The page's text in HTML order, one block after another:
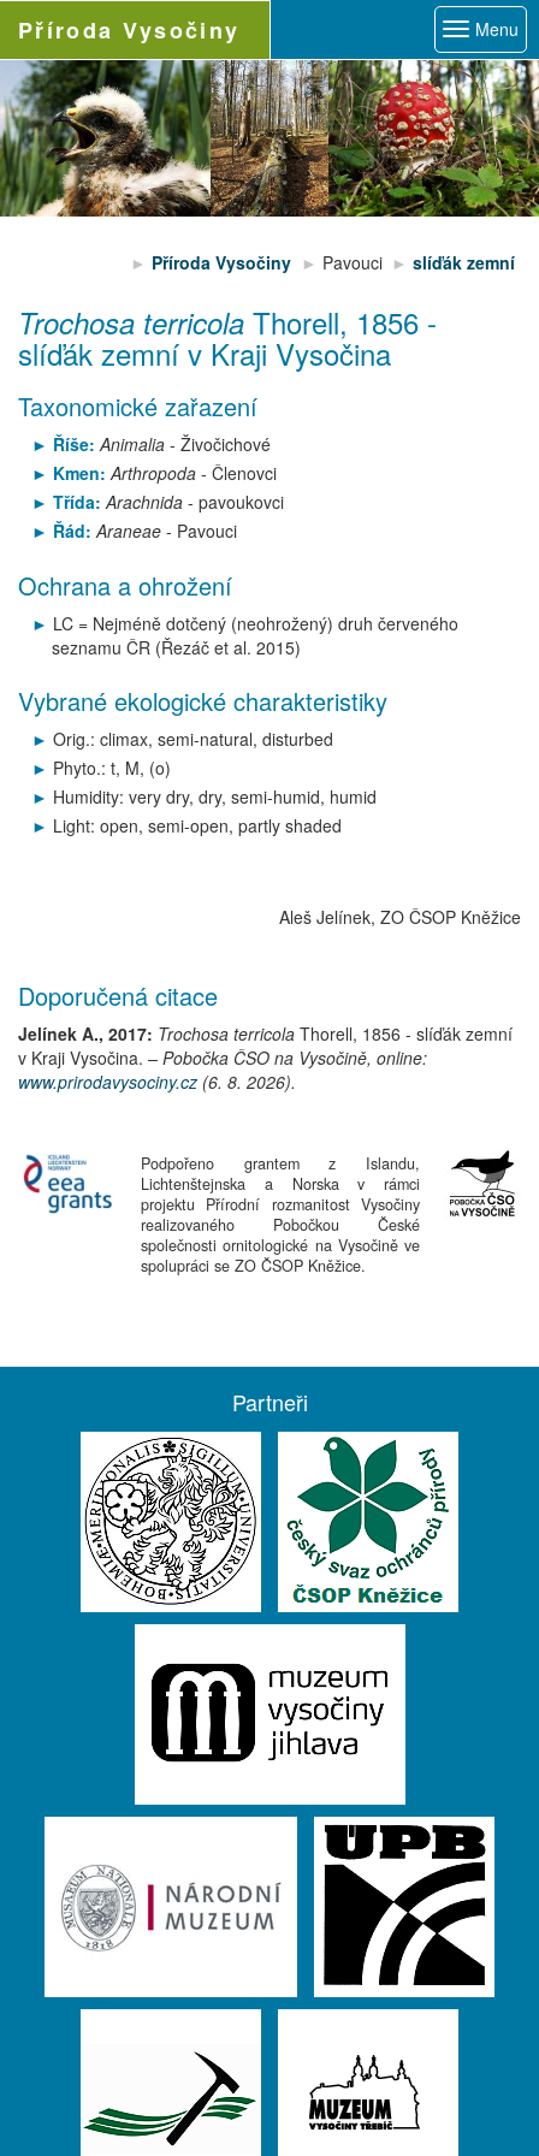
Příroda Vysočiny Menu
Příroda Vysočiny Pavouci slíďák zemní
Trochosa terricola Thorell, 1856 -
slíďák zemní v Kraji Vysočina
Taxonomické zařazení
Říše: Animalia- Živočichové
Kmen: Arthropoda- Členovci
Třída:Arachnida- pavoukovci
Řád:Araneae- Pavouci
Ochrana a ohrožení
LC = Nejméně dotčený (neohrožený) druh červeného
seznamu ČR (Řezáč et al. 2015)
Vybrané ekologické charakteristiky
Orig.: climax, semi-natural, disturbed
Phyto.: t, M, (o)
Humidity: very dry, dry, semi-humid, humid
Light: open, semi-open, partly shaded
Aleš Jelínek, ZO ČSOP Kněžice
Doporučená citace
Jelínek A., 2017: Trochosa terricola Thorell, 1856 - slíďák zemní
v Kraji Vysočina. – Pobočka ČSO na Vysočině, online:
www.prirodavysociny.cz (6. 8. 2026).
Podpořeno grantem z Islandu,
Lichtenštejnska a Norska v rámci
projektu Přírodní rozmanitost Vysočiny
realizovaného Pobočkou České
společnosti ornitologické na Vysočině ve
spolupráci se ZO ČSOP Kněžice.
Partneři